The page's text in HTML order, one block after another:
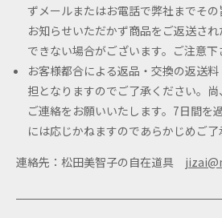
ずメールまたはお電話で弊社までその
お知らせいただかず商品をご返送さ
できない場合がございます。ご注意下
お客様都合による返品・交換の返送
担となりますのでご了承ください。
ご連絡をお願いいたします。7日間を
には応じかねますのであらかじめご了
連絡先：松田美智子の自在道具